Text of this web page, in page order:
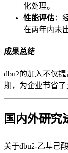
化处理。
性能评估：
在两年内未
成果总结
dbu2的加入不仅
期，为企业节省了
国内外研究
关于dbu2-乙基己